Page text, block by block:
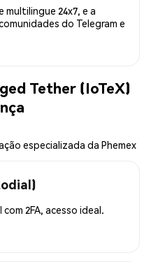
24x7, e a
do Telegram e
Tether (IoTeX)
especializada da Phemex
2FA, acesso ideal.